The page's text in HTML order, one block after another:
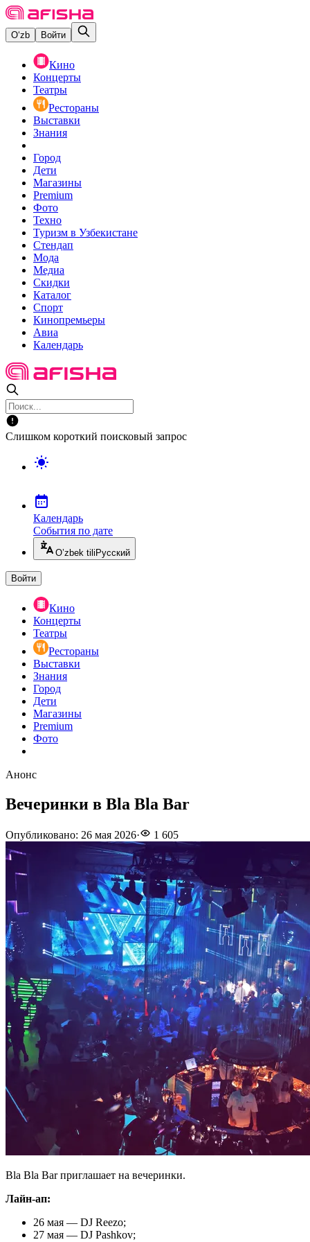
O‘zb Войти
Кино
Концерты
Театры
Рестораны
Выставки
Знания
Город
Дети
Магазины
Premium
Фото
Техно
Туризм в Узбекистане
Стендап
Мода
Медиа
Скидки
Каталог
Спорт
Кинопремьеры
Авиа
Календарь
Слишком короткий поисковый запрос
Календарь
События по дате
O’zbek tili Русский
Войти
Кино
Концерты
Театры
Рестораны
Выставки
Знания
Город
Дети
Магазины
Premium
Фото
Анонс
Вечеринки в Bla Bla Bar
Опубликовано: 26 мая 2026· 1 605
Bla Bla Bar приглашает на вечеринки.
Лайн-ап:
26 мая — DJ Reezo;
27 мая — DJ Pashkov;